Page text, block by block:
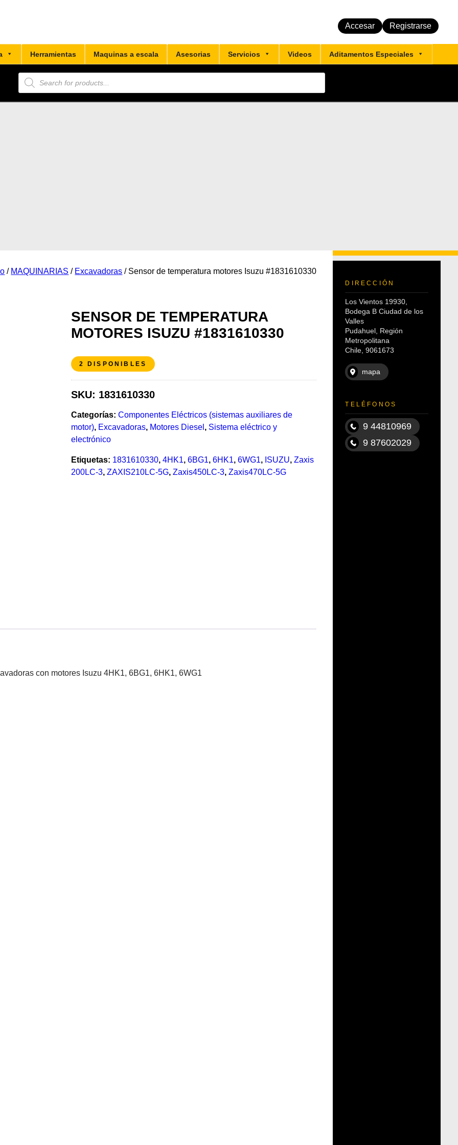
Accesar Registrarse
Herramientas Maquinas a escala Asesorias Servicios Videos Aditamentos Especiales
Búsqueda
de
productos
/ MAQUINARIAS / Excavadoras / Sensor de temperatura motores Isuzu #1831610330
SENSOR DE TEMPERATURA
MOTORES ISUZU #1831610330
2 DISPONIBLES
SKU: 1831610330
Categorías: Componentes Eléctricos (sistemas auxiliares de
motor), Excavadoras, Motores Diesel , Sistema eléctrico y
electrónico
Etiquetas: 1831610330, 4HK1, 6BG1, 6HK1, 6WG1, ISUZU, Zaxis
200LC-3, ZAXIS210LC-5G, Zaxis450LC-3, Zaxis470LC-5G
con motores Isuzu 4HK1, 6BG1, 6HK1, 6WG1
DIRECCIÓN
Los Vientos 19930,
Bodega B Ciudad de los
Valles
Pudahuel, Región
Metropolitana
Chile, 9061673
mapa
TELÉFONOS
9 44810969
9 87602029